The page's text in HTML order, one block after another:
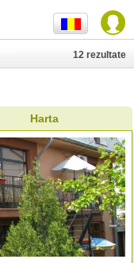
Harta
12 rezultate